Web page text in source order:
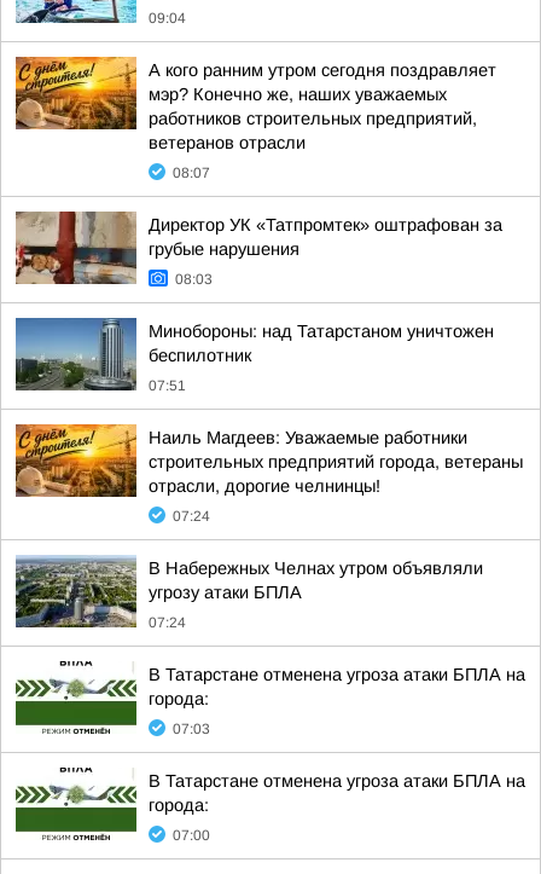
09:04
А кого ранним утром сегодня поздравляет
мэр? Конечно же, наших уважаемых
работников строительных предприятий,
ветеранов отрасли
08:07
Директор УК «Татпромтек» оштрафован за
грубые нарушения
08:03
Минобороны: над Татарстаном уничтожен
беспилотник
07:51
Наиль Магдеев: Уважаемые работники
строительных предприятий города, ветераны
отрасли, дорогие челнинцы!
07:24
В Набережных Челнах утром объявляли
угрозу атаки БПЛА
07:24
В Татарстане отменена угроза атаки БПЛА на
города:
07:03
В Татарстане отменена угроза атаки БПЛА на
города:
07:00